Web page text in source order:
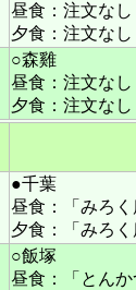
昼食：注文なし
夕食：注文なし
○森雞
昼食：注文なし
夕食：注文なし
●千葉
昼食：「みろ
夕食：「みろ
○飯塚
昼食：「とん